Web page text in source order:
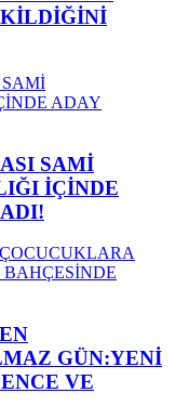
SAMİ
İÇİNDE
GÜN:YENİ
VE